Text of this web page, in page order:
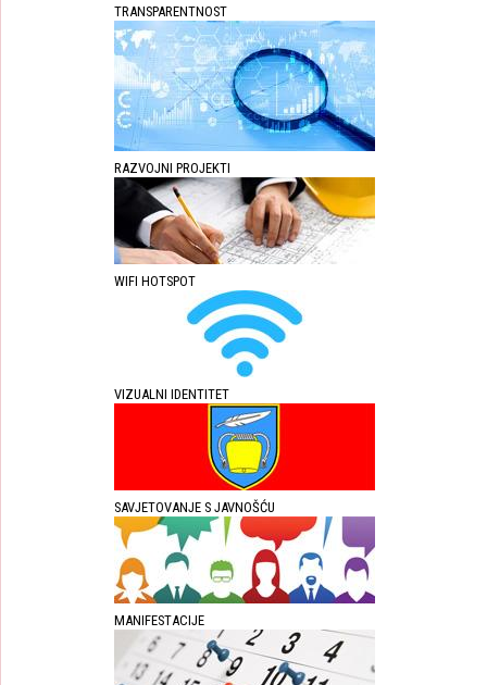
TRANSPARENTNOST
RAZVOJNI PROJEKTI
WIFI HOTSPOT
VIZUALNI IDENTITET
SAVJETOVANJE S JAVNOŠĆU
MANIFESTACIJE